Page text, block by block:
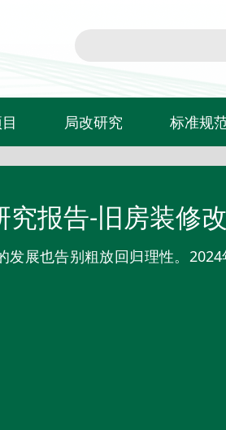
约
局改研究
局改新闻
局改课题研究
标准规
报告-旧房装修
发展也告别粗放回归理性。